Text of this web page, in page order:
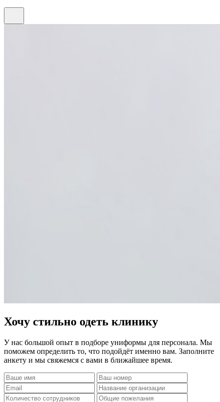
Хочу стильно одеть клинику
У нас большой опыт в подборе униформы для персонала. Мы
поможем определить то, что подойдёт именно вам. Заполните
анкету и мы свяжемся с вами в ближайшее время.